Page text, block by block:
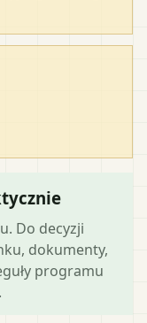
Do decyzji
dokumenty,
programu